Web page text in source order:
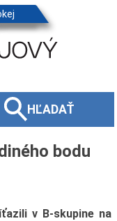
HĽADAŤ
bodu
v B-skupine na